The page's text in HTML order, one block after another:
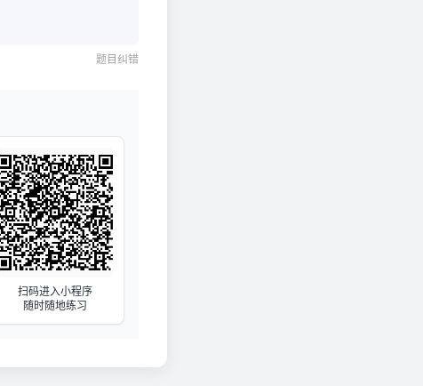
题目纠错
扫码进入小程序
随时随地练习